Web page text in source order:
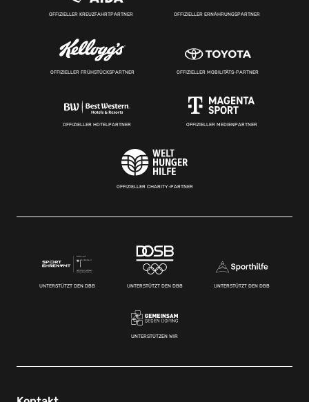
OFFIZIELLER KREUZFAHRTPARTNER OFFIZIELLER ERNÄHRUNGSPARTNER
OFFIZIELLER FRÜHSTÜCKSPARTNER OFFIZIELLER MOBILITÄTS-PARTNER
OFFIZIELLER HOTELPARTNER OFFIZIELLER MEDIENPARTNER
OFFIZIELLER CHARITY-PARTNER
UNTERSTÜTZT DEN DBB UNTERSTÜTZT DEN DBB UNTERSTÜTZT DEN DBB
UNTERSTÜTZEN WIR